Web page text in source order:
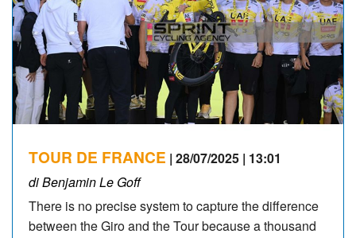
NEWSLETTER
TOUR DE FRANCE | 28/07/2025 | 13:01
di Benjamin Le Goff
There is no precise system to capture the difference
between the Giro and the Tour because a thousand